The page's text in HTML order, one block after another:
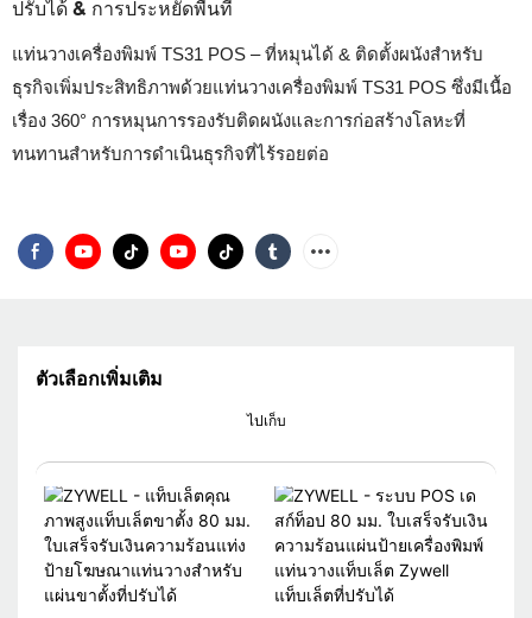
ปรับได้ & การประหยัดพื้นที่
แท่นวางเครื่องพิมพ์ TS31 POS – ที่หมุนได้ & ติดตั้งผนังสำหรับ
ธุรกิจเพิ่มประสิทธิภาพด้วยแท่นวางเครื่องพิมพ์ TS31 POS ซึ่งมีเนื้อ
เรื่อง 360° การหมุนการรองรับติดผนังและการก่อสร้างโลหะที่
ทนทานสำหรับการดำเนินธุรกิจที่ไร้รอยต่อ
ตัวเลือกเพิ่มเติม
ไปเก็บ